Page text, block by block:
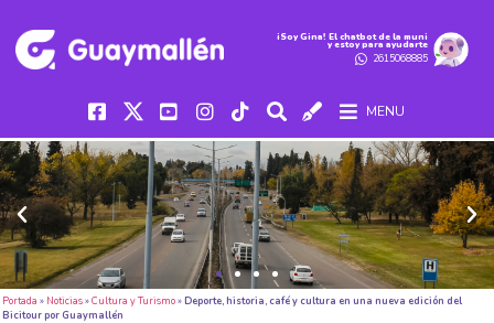
iSoy Gina! El chatbot de la muni
y estoy para ayudarte
2615068885
MENU
Portada » Noticias»Cultura y Turismo»Deporte, historia, café y cultura en una nueva edición del
Bicitour por Guaymallén